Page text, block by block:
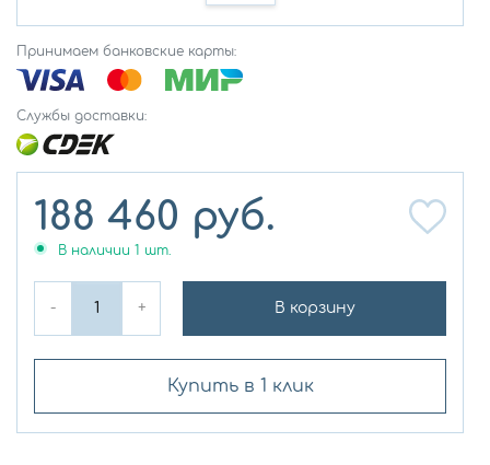
Принимаем банковские карты:
Службы доставки:
188 460 руб.
В наличии 1 шт.
- + В корзину
Купить в 1 клик